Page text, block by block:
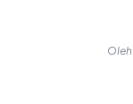
Oleh